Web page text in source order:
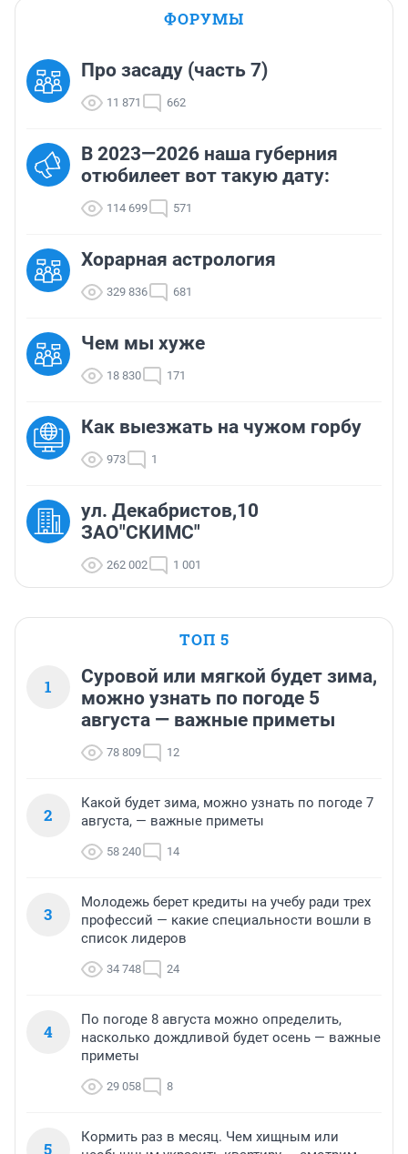
ФОРУМЫ
Про засаду (часть 7)
11 871 662
В 2023—2026 наша губерния
отюбилеет вот такую дату:
114 699 571
Хорарная астрология
329 836 681
Чем мы хуже
18 830 171
Как выезжать на чужом горбу
973 1
ул. Декабристов,10
ЗАО"СКИМС"
262 002 1 001
ТОП 5
1
Суровой или мягкой будет зима,
можно узнать по погоде 5
августа — важные приметы
78 809 12
2
Какой будет зима, можно узнать по погоде 7
августа, — важные приметы
58 240 14
3
Молодежь берет кредиты на учебу ради трех
профессий — какие специальности вошли в
список лидеров
34 748 24
4
По погоде 8 августа можно определить,
насколько дождливой будет осень — важные
приметы
29 058 8
5
Кормить раз в месяц. Чем хищным или